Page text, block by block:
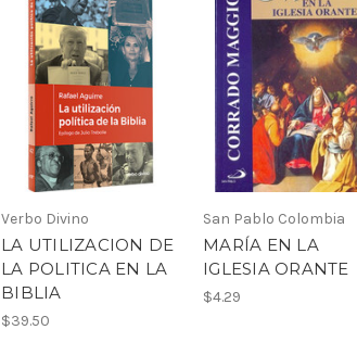
Verbo Divino
LA UTILIZACION DE
LA POLITICA EN LA
BIBLIA
$39.50
San Pablo Colombia
MARÍA EN LA
IGLESIA ORANTE
$4.29